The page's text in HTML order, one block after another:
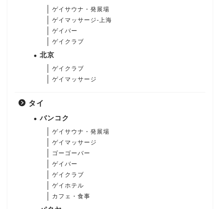
ゲイサウナ・発展場
ゲイマッサージ-上海
ゲイバー
ゲイクラブ
北京
ゲイクラブ
ゲイマッサージ
タイ
バンコク
ゲイサウナ・発展場
ゲイマッサージ
ゴーゴーバー
ゲイバー
ゲイクラブ
ゲイホテル
カフェ・食事